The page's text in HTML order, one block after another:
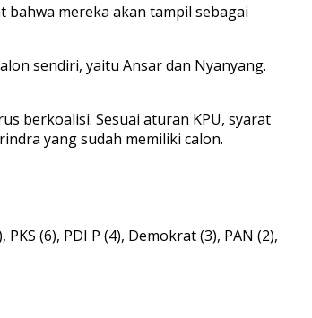
bahwa mereka akan tampil sebagai
sendiri, yaitu Ansar dan Nyanyang.
berkoalisi. Sesuai aturan KPU, syarat
yang sudah memiliki calon.
(6), PDI P (4), Demokrat (3), PAN (2),